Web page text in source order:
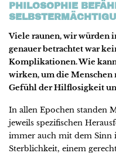
PHILOSOPHIE
Viele raunen, wir würden
genauer betrachtet war
Komplikationen. Wie
wirken, um die Menschen
Gefühl der Hilflosigkeit
In allen Epochen standen
jeweils spezifischen
immer auch mit dem Sinn
Sterblichkeit, einem